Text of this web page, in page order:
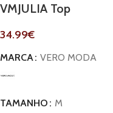
VMJULIA Top
34.99€
MARCA VERO MODA
TAMANHO
M